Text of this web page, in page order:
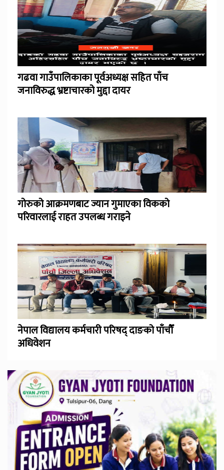
गढवा गाउँपालिकाका पूर्वअध्यक्ष सहित पाँच
जनाविरुद्ध भ्रष्टाचारको मुद्दा दायर
गोरुको आक्रमणबाट ज्यान गुमाएका विकको
परिवारलाई राहत उपलब्ध गराइने
नेपाल विद्यालय कर्मचारी परिषद् दाङको पाँचौँ
अधिवेशन